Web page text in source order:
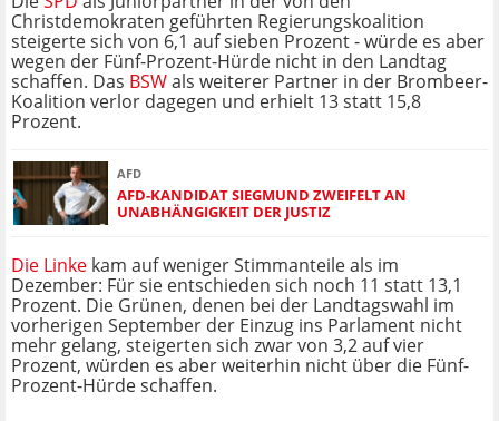
Christdemokraten geführten Regierungskoalition
steigerte sich von 6,1 auf sieben Prozent - würde es aber
wegen der Fünf-Prozent-Hürde nicht in den Landtag
schaffen. Das BSWals weiterer Partner in der Brombeer-
Koalition verlor dagegen und erhielt 13 statt 15,8
Prozent.
AFD
AFD-KANDIDAT SIEGMUND ZWEIFELT AN
UNABHÄNGIGKEIT DER JUSTIZ
Die Linke kam auf weniger Stimmanteile als im
Dezember: Für sie entschieden sich noch 11 statt 13,1
Prozent. Die Grünen, denen bei der Landtagswahl im
vorherigen September der Einzug ins Parlament nicht
mehr gelang, steigerten sich zwar von 3,2 auf vier
Prozent, würden es aber weiterhin nicht über die Fünf-
Prozent-Hürde schaffen.